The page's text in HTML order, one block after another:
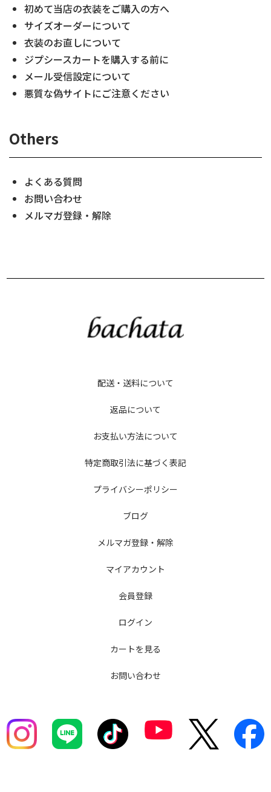
初めて当店の衣装をご購入の方へ
サイズオーダーについて
衣装のお直しについて
ジプシースカートを購入する前に
メール受信設定について
悪質な偽サイトにご注意ください
Others
よくある質問
お問い合わせ
メルマガ登録・解除
配送・送料について
返品について
お支払い方法について
特定商取引法に基づく表記
プライバシーポリシー
ブログ
メルマガ登録・解除
マイアカウント
会員登録
ログイン
カートを見る
お問い合わせ